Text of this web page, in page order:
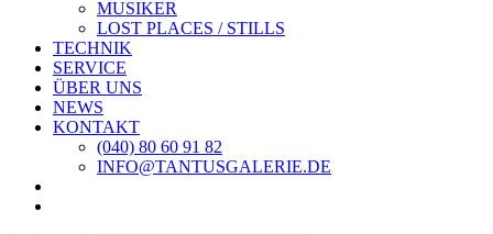
MUSIKER
LOST PLACES / STILLS
TECHNIK
SERVICE
ÜBER UNS
NEWS
KONTAKT
(040) 80 60 91 82
INFO@TANTUSGALERIE.DE